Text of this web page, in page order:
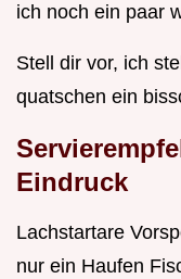
ich noch ein paar
Stell dir vor, ich
quatschen ein
Eindruck
Lachstartare
nur ein Haufen